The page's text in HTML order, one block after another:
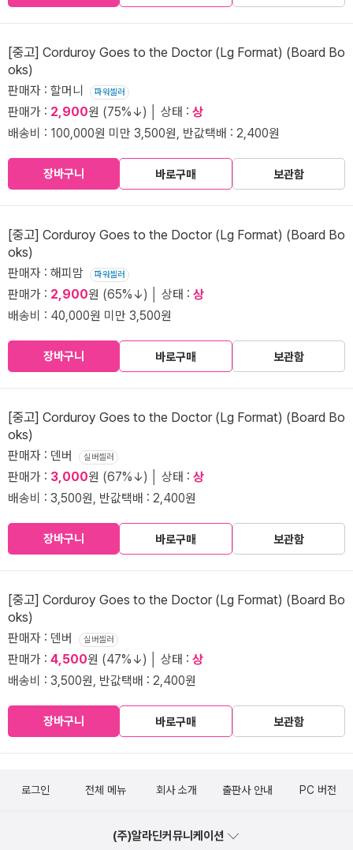
[중고] Corduroy Goes to the Doctor (Lg Format) (Board Bo
oks)
판매자 : 할머니 파워셀러
판매가 : 2,900원 (75%↓) │ 상태 : 상
배송비 : 100,000원 미만 3,500원, 반값택배 : 2,400원
장바구니 바로구매 보관함
[중고] Corduroy Goes to the Doctor (Lg Format) (Board Bo
oks)
판매자 : 해피맘 파워셀러
판매가 : 2,900원 (65%↓) │ 상태 : 상
배송비 : 40,000원 미만 3,500원
장바구니 바로구매 보관함
[중고] Corduroy Goes to the Doctor (Lg Format) (Board Bo
oks)
판매자 : 덴버 실버셀러
판매가 : 3,000원 (67%↓) │ 상태 : 상
배송비 : 3,500원, 반값택배 : 2,400원
장바구니 바로구매 보관함
[중고] Corduroy Goes to the Doctor (Lg Format) (Board Bo
oks)
판매자 : 덴버 실버셀러
판매가 : 4,500원 (47%↓) │ 상태 : 상
배송비 : 3,500원, 반값택배 : 2,400원
장바구니 바로구매 보관함
로그인 전체 메뉴 회사 소개 출판사 안내 PC 버전
(주)알라딘커뮤니케이션